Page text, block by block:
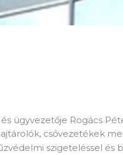
ügyvezetője Rogács
csővezetékek
szigeteléssel és